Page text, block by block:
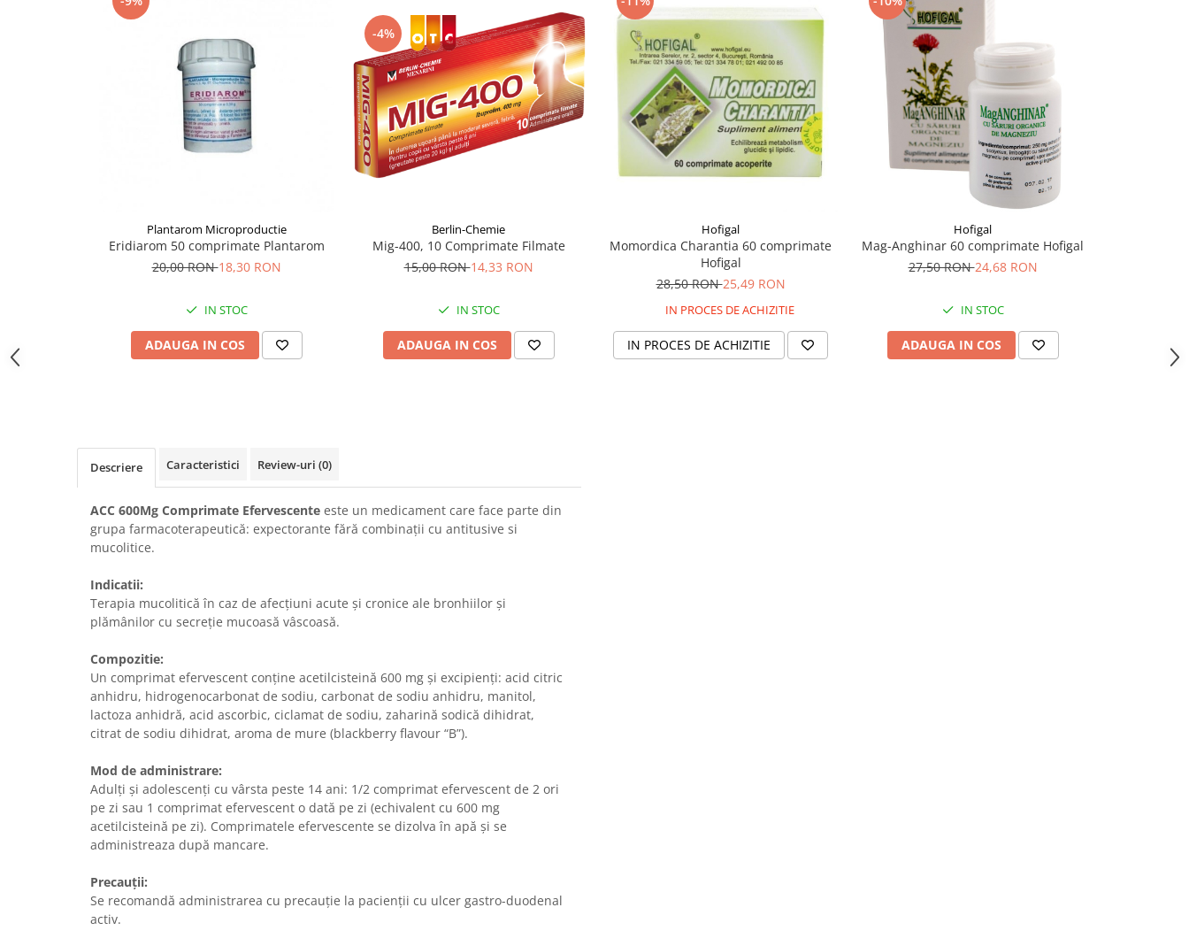
Supliment Vitamina D3
Plantarom Microproductie
Eridiarom 50 comprimate Plantarom
20,00 RON18,30 RON
IN STOC
ADAUGA IN COS
-4%
Berlin-Chemie
Mig-400, 10 Comprimate Filmate
15,00 RON14,33 RON
IN STOC
ADAUGA IN COS
Hofigal
Momordica Charantia 60 comprimate
Hofigal
28,50 RON25,49 RON
IN PROCES DE ACHIZITIE
IN PROCES DE ACHIZITIE
Hofigal
Mag-Anghinar 60 comprimate Hofigal
27,50 RON24,68 RON
IN STOC
ADAUGA IN COS
Descriere Caracteristici Review-uri (0)
ACC 600Mg Comprimate Efervescente este un medicament care face parte din
grupa farmacoterapeutică: expectorante fără combinații cu antitusive si
mucolitice.
Indicatii:
Terapia mucolitică în caz de afecțiuni acute și cronice ale bronhiilor și
plămânilor cu secreție mucoasă vâscoasă.
Compozitie:
Un comprimat efervescent conține acetilcisteină 600 mg și excipienți: acid citric
anhidru, hidrogenocarbonat de sodiu, carbonat de sodiu anhidru, manitol,
lactoza anhidră, acid ascorbic, ciclamat de sodiu, zaharină sodică dihidrat,
citrat de sodiu dihidrat, aroma de mure (blackberry flavour “B”).
Mod de administrare:
Adulți și adolescenți cu vârsta peste 14 ani: 1/2 comprimat efervescent de 2 ori
pe zi sau 1 comprimat efervescent o dată pe zi (echivalent cu 600 mg
acetilcisteină pe zi). Comprimatele efervescente se dizolva în apă și se
administreaza după mancare.
Precauții:
Se recomandă administrarea cu precauție la pacienții cu ulcer gastro-duodenal
activ.